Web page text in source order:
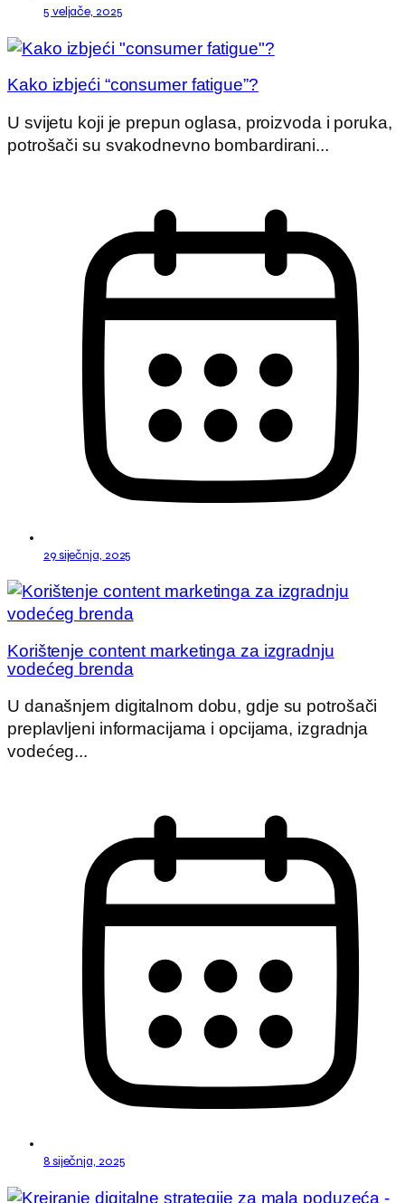
5 veljače, 2025
Kako izbjeći “consumer fatigue”?
U svijetu koji je prepun oglasa, proizvoda i poruka,
potrošači su svakodnevno bombardirani...
29 siječnja, 2025
Korištenje content marketinga za izgradnju
vodećeg brenda
U današnjem digitalnom dobu, gdje su potrošači
preplavljeni informacijama i opcijama, izgradnja
vodećeg...
8 siječnja, 2025